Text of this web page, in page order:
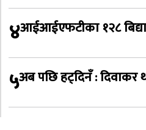
४आईआईएफटीका १२८
५अब पछि हट्दिनँ : दिवाकर